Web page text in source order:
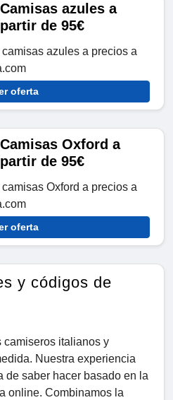
Camisas azules a
partir de 95€
azules a precios a
oferta
Camisas Oxford a
partir de 95€
Oxford a precios a
oferta
y códigos de
camiseros italianos y
Nuestra experiencia
de saber hacer basado en la
online. Combinamos la